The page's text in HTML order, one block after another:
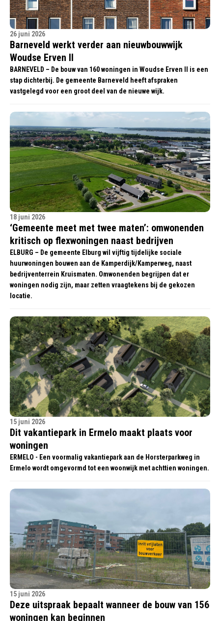
26 juni 2026
Barneveld werkt verder aan nieuwbouwwijk
Woudse Erven II
BARNEVELD – De bouw van 160 woningen in Woudse Erven II is een
stap dichterbij. De gemeente Barneveld heeft afspraken
vastgelegd voor een groot deel van de nieuwe wijk.
18 juni 2026
‘Gemeente meet met twee maten’: omwonenden
kritisch op flexwoningen naast bedrijven
ELBURG – De gemeente Elburg wil vijftig tijdelijke sociale
huurwoningen bouwen aan de Kamperdijk/Kamperweg, naast
bedrijventerrein Kruismaten. Omwonenden begrijpen dat er
woningen nodig zijn, maar zetten vraagtekens bij de gekozen
locatie.
15 juni 2026
Dit vakantiepark in Ermelo maakt plaats voor
woningen
ERMELO - Een voormalig vakantiepark aan de Horsterparkweg in
Ermelo wordt omgevormd tot een woonwijk met achttien woningen.
15 juni 2026
Deze uitspraak bepaalt wanneer de bouw van 156
woningen kan beginnen